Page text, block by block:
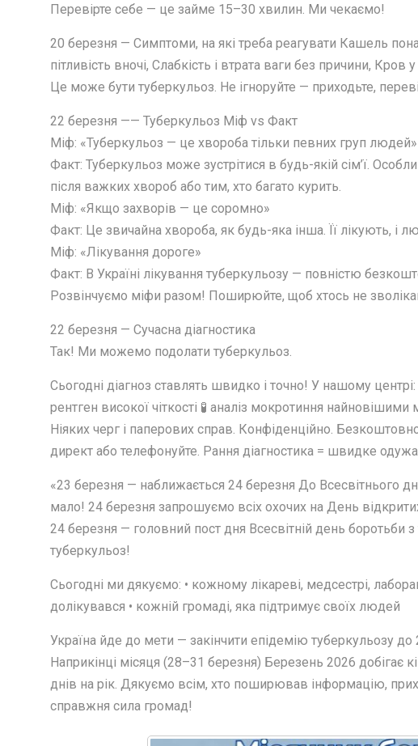
Перевірте себе — це займе 15–30 хвилин. Ми чекаємо!
20 березня — Симптоми, на які треба реагувати Кашель
пітливість вночі, Слабкість і втрата ваги без причини, Кров
Це може бути туберкульоз. Не ігноруйте — приходьте,
22 березня —— Туберкульоз Міф vs Факт
Міф: «Туберкульоз — це хвороба тільки певних груп людей»
Факт: Туберкульоз може зустрітися в будь-якій сім’ї.
після важких хвороб або тим, хто багато курить.
Міф: «Якщо захворів — це соромно»
Факт: Це звичайна хвороба, як будь-яка інша. Її лікують, і
Міф: «Лікування дороге»
Факт: В Україні лікування туберкульозу — повністю
Розвінчуємо міфи разом! Поширюйте, щоб хтось не
22 березня — Сучасна діагностика
Так! Ми можемо подолати туберкульоз.
Сьогодні діагноз ставлять швидко і точно! У нашому
рентген високої чіткості 🧪 аналіз мокротиння
Ніяких черг і паперових справ. Конфіденційно.
директ або телефонуйте. Рання діагностика = швидке
«23 березня — наближається 24 березня До Всесвітнього
мало! 24 березня запрошуємо всіх охочих на День
24 березня — головний пост дня Всесвітній день
туберкульоз!
Сьогодні ми дякуємо: • кожному лікареві, медсестрі,
долікувався • кожній громаді, яка підтримує своїх людей
Україна йде до мети — закінчити епідемію туберкульозу
Наприкінці місяця (28–31 березня) Березень 2026 добігає
днів на рік. Дякуємо всім, хто поширював інформацію,
справжня сила громад!